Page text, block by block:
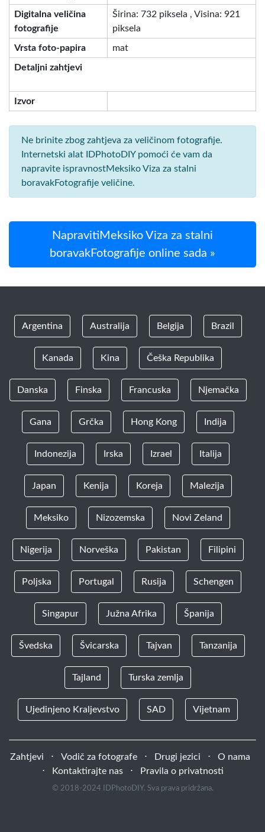
Digitalna veličina
fotografije
Širina: 732 piksela , Visina: 921
piksela
Vrsta foto-papira mat
Detaljni zahtjevi
Izvor
Ne brinite zbog zahtjeva za veličinom fotografije.
Internetski alat IDPhotoDIY pomoći će vam da
napravite ispravnostMeksiko Viza za stalni
boravakFotografije veličine.
NapravitiMeksiko Viza za stalni
boravakFotografije online sada »
Argentina Australija Belgija Brazil
Kanada Kina Češka Republika
Danska Finska Francuska Njemačka
Gana Grčka Hong Kong Indija
Indonezija Irska Izrael Italija
Japan Kenija Koreja Malezija
Meksiko Nizozemska Novi Zeland
Nigerija Norveška Pakistan Filipini
Poljska Portugal Rusija Schengen
Singapur Južna Afrika Španija
Švedska Švicarska Tajvan Tanzanija
Tajland Turska zemlja
Ujedinjeno Kraljevstvo SAD Vijetnam
Zahtjevi ⋅ Vodič za fotografe ⋅ Drugi jezici ⋅
O nama
⋅
Kontaktirajte nas ⋅ Pravila o privatnosti
© 2018-2024 IDPhotoDIY. Sva prava pridržana.